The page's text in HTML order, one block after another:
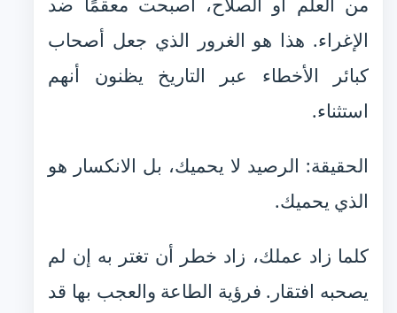
الإغراء. هذا هو الغرور الذي جعل أصحاب
كبائر الأخطاء عبر التاريخ يظنون أنهم
استثناء.
الحقيقة: الرصيد لا يحميك، بل الانكسار هو
الذي يحميك.
كلما زاد عملك، زاد خطر أن تغتر به إن لم
يصحبه افتقار. فرؤية الطاعة والعجب بها قد